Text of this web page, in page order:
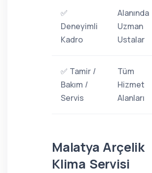
✅
Deneyimli
Kadro
Alanında
Uzman
Ustalar
✅ Tamir /
Bakım /
Servis
Tüm
Hizmet
Alanları
Malatya Arçelik
Klima Servisi